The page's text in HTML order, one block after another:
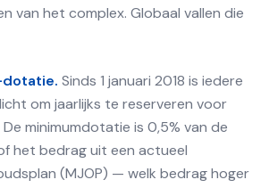
van het complex. Globaal vallen die
dotatie. Sinds 1 januari 2018 is iedere
om jaarlijks te reserveren voor
minimumdotatie is 0,5% van de
het bedrag uit een actueel
(MJOP) — welk bedrag hoger